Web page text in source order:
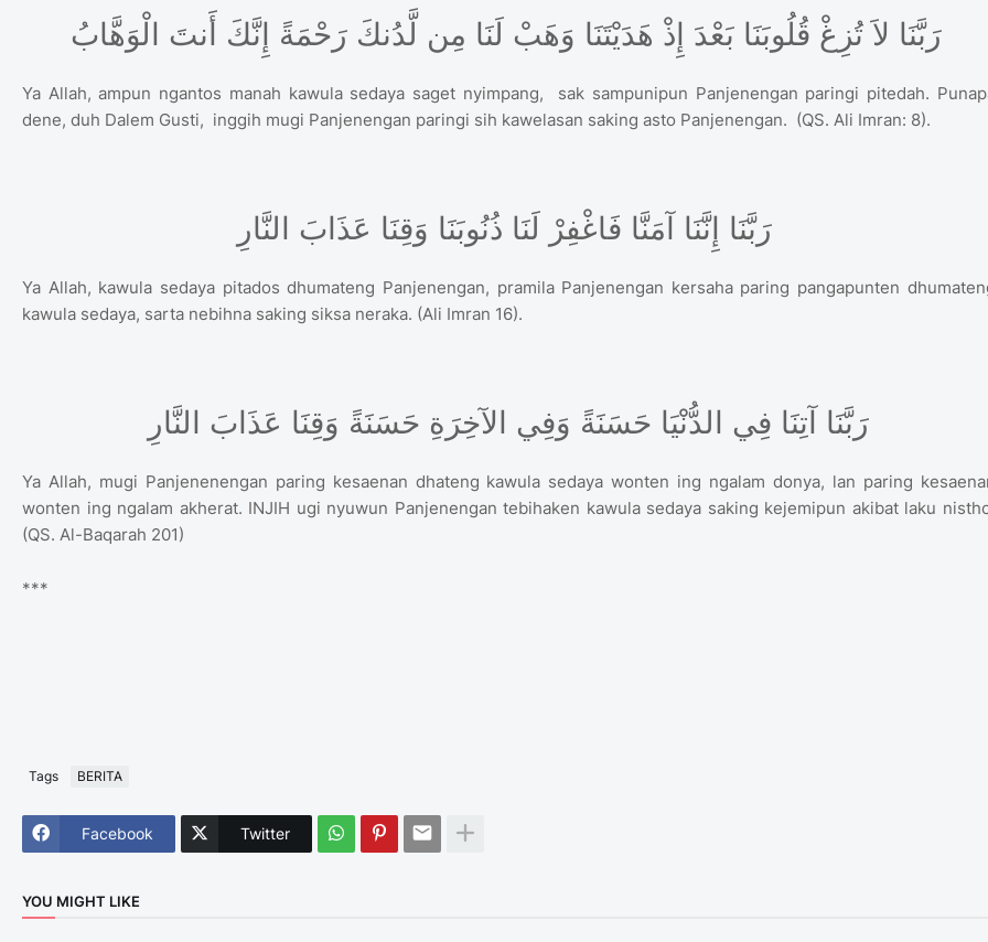
رَبَّنَا لاَ تُزِغْ قُلُوبَنَا بَعْدَ إِذْ هَدَيْتَنَا وَهَبْ لَنَا مِن لَّدُنكَ رَحْمَةً إِنَّكَ أَنتَ الْوَهَّابُ
Ya Allah, ampun ngantos manah kawula sedaya saget nyimpang, sak sampunipun Panjenengan paringi pitedah.
dene, duh Dalem Gusti, inggih mugi Panjenengan paringi sih kawelasan saking asto Panjenengan. (QS. Ali Imran: 8).
رَبَّنَا إِنَّنَا آمَنَّا فَاغْفِرْ لَنَا ذُنُوبَنَا وَقِنَا عَذَابَ النَّارِ
Ya Allah, kawula sedaya pitados dhumateng Panjenengan, pramila Panjenengan kersaha paring pangapunten
kawula sedaya, sarta nebihna saking siksa neraka. (Ali Imran 16).
رَبَّنَا آتِنَا فِي الدُّنْيَا حَسَنَةً وَفِي الآخِرَةِ حَسَنَةً وَقِنَا عَذَابَ النَّارِ
Ya Allah, mugi Panjenenengan paring kesaenan dhateng kawula sedaya wonten ing ngalam donya, lan paring
wonten ing ngalam akherat. INJIH ugi nyuwun Panjenengan tebihaken kawula sedaya saking kejemipun akibat laku
(QS. Al-Baqarah 201)
***
Tags BERITA
Facebook Twitter
YOU MIGHT LIKE